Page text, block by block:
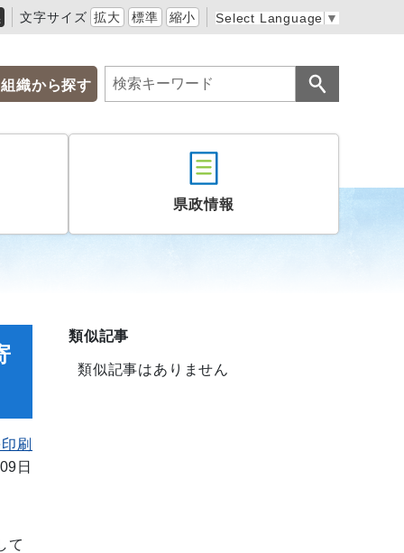
文字サイズ 拡大 標準 縮小 Select Language ▼
組織から探す
県政情報
刷
日
て
類似記事
類似記事はありません